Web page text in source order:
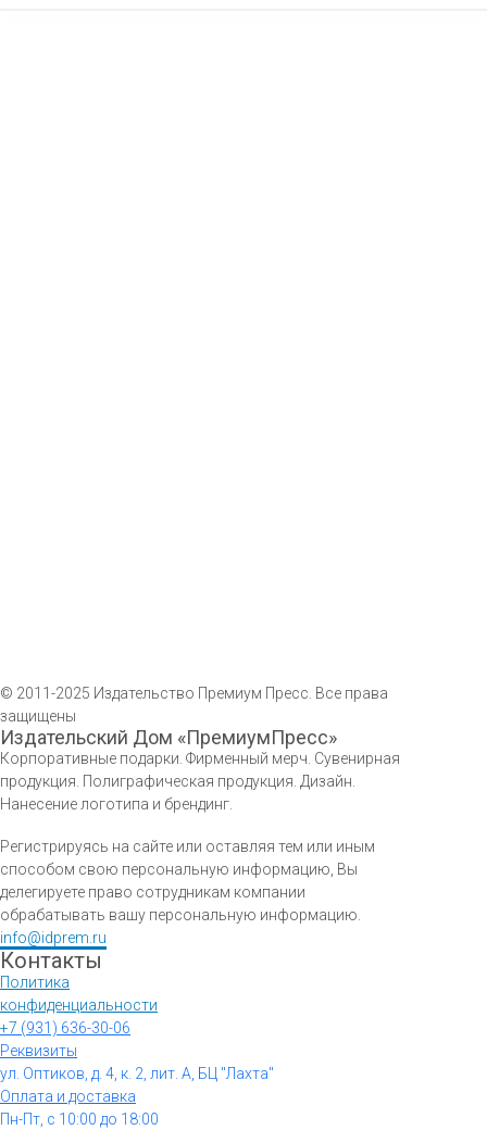
© 2011-2025 Издательство Премиум Пресс. Все права
защищены
Издательский Дом «ПремиумПресс»
Корпоративные подарки. Фирменный мерч. Сувенирная
продукция. Полиграфическая продукция. Дизайн.
Нанесение логотипа и брендинг.
Регистрируясь на сайте или оставляя тем или иным
способом свою персональную информацию, Вы
делегируете право сотрудникам компании
обрабатывать вашу персональную информацию.
info@idprem.ru
Контакты
Политика
конфиденциальности
+7 (931) 636-30-06
Реквизиты
ул. Оптиков, д. 4, к. 2, лит. А, БЦ "Лахта"
Оплата и доставка
Пн-Пт, с 10:00 до 18:00